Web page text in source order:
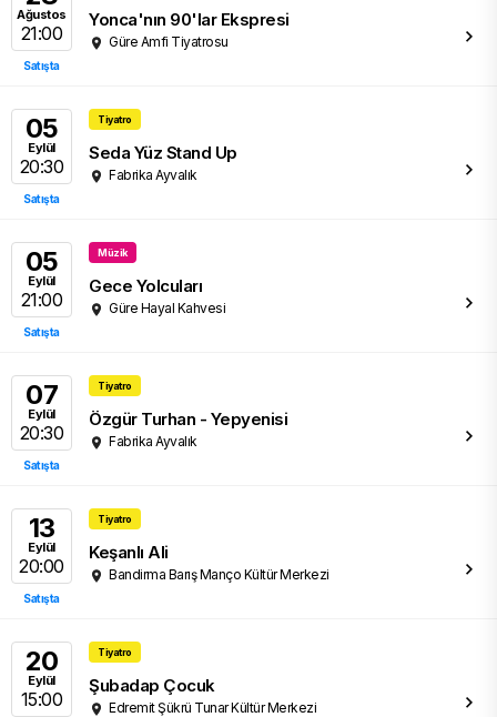
Ağustos
21:00
Satışta
Yonca'nın 90'lar Ekspresi
Güre Amfi Tiyatrosu
05
Eylül
20:30
Satışta
Tiyatro
Seda Yüz Stand Up
Fabrika Ayvalık
05
Eylül
21:00
Satışta
Müzik
Gece Yolcuları
Güre Hayal Kahvesi
07
Eylül
20:30
Satışta
Tiyatro
Özgür Turhan - Yepyenisi
Fabrika Ayvalık
13
Eylül
20:00
Satışta
Tiyatro
Keşanlı Ali
Bandirma Barış Manço Kültür Merkezi
20
Eylül
15:00
Tiyatro
Şubadap Çocuk
Edremit Şükrü Tunar Kültür Merkezi